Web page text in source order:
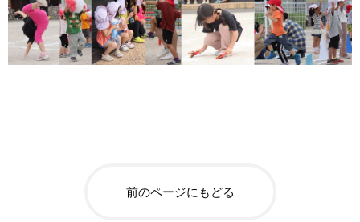
前のページにもどる